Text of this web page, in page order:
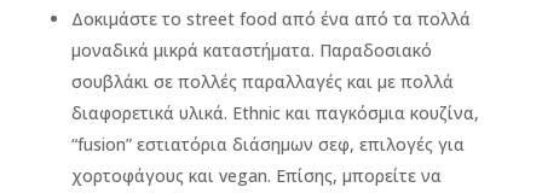
Δοκιμάστε το street food από ένα από τα πολλά
μοναδικά μικρά καταστήματα. Παραδοσιακό
σουβλάκι σε πολλές παραλλαγές και με πολλά
διαφορετικά υλικά. Ethnic και παγκόσμια κουζίνα,
“fusion” εστιατόρια διάσημων σεφ, επιλογές για
χορτοφάγους και vegan. Επίσης, μπορείτε να